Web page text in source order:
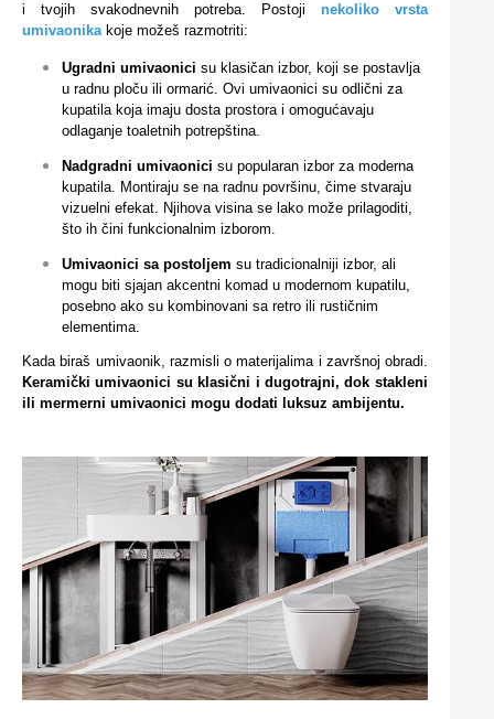
i tvojih svakodnevnih potreba. Postoji nekoliko vrsta
umivaonikakoje možeš razmotriti:
Ugradni umivaonici su klasičan izbor, koji se postavlja
u radnu ploču ili ormarić. Ovi umivaonici su odlični za
kupatila koja imaju dosta prostora i omogućavaju
odlaganje toaletnih potrepština.
Nadgradni umivaonici su popularan izbor za moderna
kupatila. Montiraju se na radnu površinu, čime stvaraju
vizuelni efekat. Njihova visina se lako može prilagoditi,
što ih čini funkcionalnim izborom.
Umivaonici sa postoljem su tradicionalniji izbor, ali
mogu biti sjajan akcentni komad u modernom kupatilu,
posebno ako su kombinovani sa retro ili rustičnim
elementima.
Kada biraš umivaonik, razmisli o materijalima i završnoj obradi.
Keramički umivaonici su klasični i dugotrajni, dok stakleni
ili mermerni umivaonici mogu dodati luksuz ambijentu.